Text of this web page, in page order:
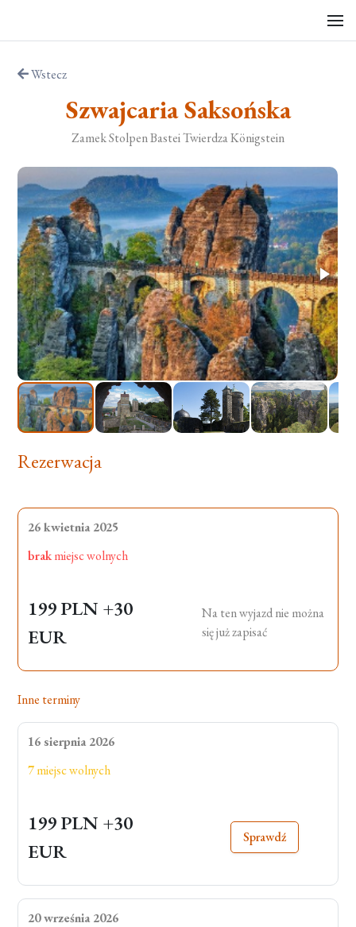
Wstecz
Szwajcaria Saksońska
Zamek Stolpen Bastei Twierdza Königstein
Rezerwacja
26 kwietnia 2025
brakmiejsc wolnych
199 PLN +30
EUR
Na ten wyjazd nie można
się już zapisać
Inne terminy
16 sierpnia 2026
7miejsc wolnych
199 PLN +30
EUR
Sprawdź
20 września 2026